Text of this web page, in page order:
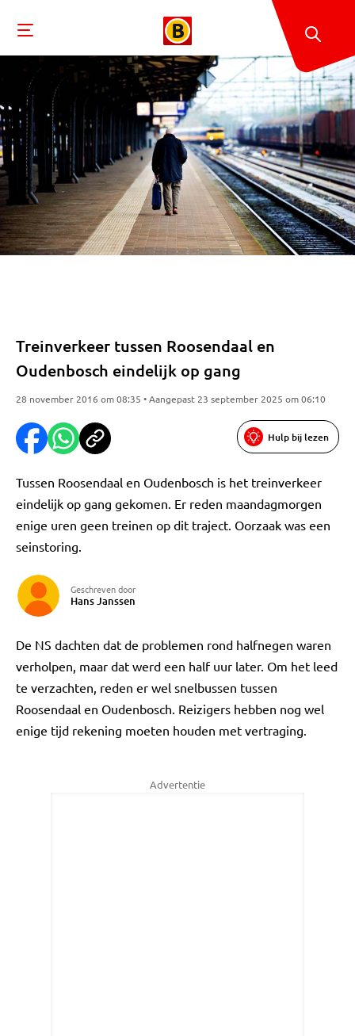
Treinverkeer tussen Roosendaal en
Oudenbosch eindelijk op gang
28 november 2016 om 08:35 • Aangepast 23 september 2025 om 06:10
Hulp bij lezen
Tussen Roosendaal en Oudenbosch is het treinverkeer
eindelijk op gang gekomen. Er reden maandagmorgen
enige uren geen treinen op dit traject. Oorzaak was een
seinstoring.
Geschreven door
Hans Janssen
De NS dachten dat de problemen rond halfnegen waren
verholpen, maar dat werd een half uur later. Om het leed
te verzachten, reden er wel snelbussen tussen
Roosendaal en Oudenbosch. Reizigers hebben nog wel
enige tijd rekening moeten houden met vertraging.
Advertentie